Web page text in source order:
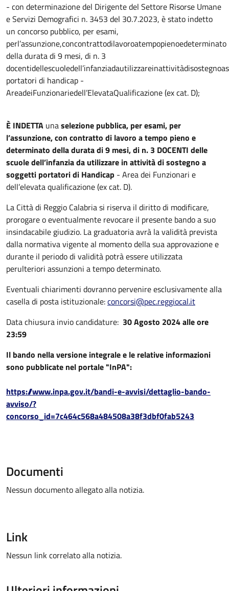
- con determinazione del Dirigente del Settore Risorse Umane
e Servizi Demografici n. 3453 del 30.7.2023, è stato indetto
un concorso pubblico, per esami,
perl’assunzione,concontrattodilavoroatempopienoedeterminato
della durata di 9 mesi, di n. 3
portatori di handicap -
AreadeiFunzionariedell’ElevataQualificazione (ex cat. D);
È INDETTA unaselezione pubblica, per esami, per
l’assunzione, con contratto di lavoro a tempo pieno e
determinato della durata di 9 mesi, di n. 3 DOCENTI delle
scuole dell’infanzia da utilizzare in attività di sostegno a
soggetti portatori di Handicap - Area dei Funzionari e
dell’elevata qualificazione (ex cat. D).
La Città di Reggio Calabria si riserva il diritto di modificare,
prorogare o eventualmente revocare il presente bando a suo
insindacabile giudizio. La graduatoria avrà la validità prevista
dalla normativa vigente al momento della sua approvazione e
durante il periodo di validità potrà essere utilizzata
perulteriori assunzioni a tempo determinato.
Eventuali chiarimenti dovranno pervenire esclusivamente alla
casella di posta istituzionale:concorsi@pec.reggiocal.it
Data chiusura invio candidature: 30 Agosto 2024 alle ore
23:59
Il bando nella versione integrale e le relative informazioni
sono pubblicate nel portale "InPA":
https://www.inpa.gov.it/bandi-e-avvisi/dettaglio-bando-
avviso/?
concorso_id=7c464c568a484508a38f3dbf0fab5243
Documenti
Nessun documento allegato alla notizia.
Link
Nessun link correlato alla notizia.